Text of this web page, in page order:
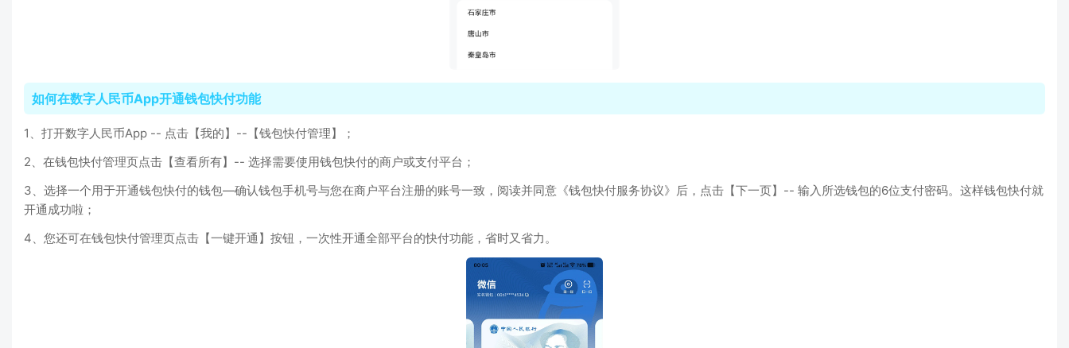
如何在数字人民币App开通钱包快付功能
1、打开数字人民币App -- 点击【我的】--【钱包快付管理】；
2、在钱包快付管理页点击【查看所有】-- 选择需要使用钱包快付的商户或支付平台；
3、选择一个用于开通钱包快付的钱包—确认钱包手机号与您在商户平台注册的账号一致，阅读并同意《钱包快付服务协议》后，点击【下一页】-- 输入所选钱包的6位支付密码。这样钱包快付就
开通成功啦；
4、您还可在钱包快付管理页点击【一键开通】按钮，一次性开通全部平台的快付功能，省时又省力。